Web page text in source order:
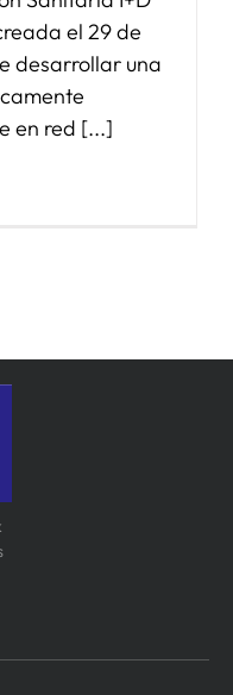
el 29 de
desarrollar una
en red [...]